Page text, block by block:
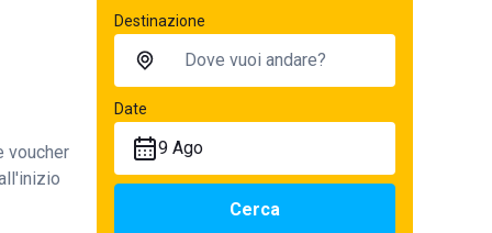
voucher
Destinazione
Date
9 Ago
Cerca